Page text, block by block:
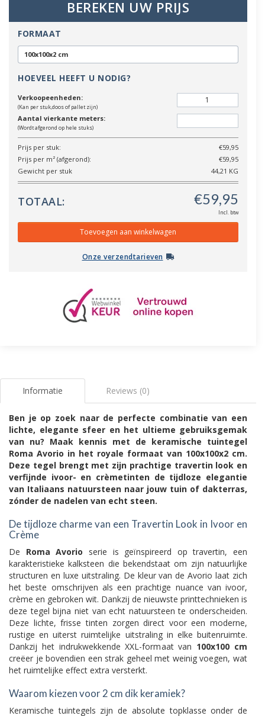
BEREKEN UW PRIJS
FORMAAT
100x100x2 cm
HOEVEEL HEEFT U NODIG?
Verkoopeenheden:
(Kan per stuk,doos of pallet zijn)
Aantal vierkante meters:
(Wordt afgerond op hele stuks)
Prijs per stuk:
€59,95
Prijs per m² (afgerond):
€59,95
Gewicht per stuk
44,21 KG
TOTAAL:
Incl. btw
Onze verzendtarieven
Informatie Reviews (0)
Ben je op zoek naar de perfecte combinatie van een
lichte, elegante sfeer en het ultieme gebruiksgemak
van nu? Maak kennis met de keramische tuintegel
Roma Avorio in het royale formaat van 100x100x2 cm.
Deze tegel brengt met zijn prachtige travertin look en
verfijnde ivoor- en crèmetinten de tijdloze elegantie
van Italiaans natuursteen naar jouw tuin of dakterras,
zónder de nadelen van echt steen.
De tijdloze charme van een Travertin Look in Ivoor en
Crème
De Roma Avorio serie is geïnspireerd op travertin, een
karakteristieke kalksteen die bekendstaat om zijn natuurlijke
structuren en luxe uitstraling. De kleur van de Avorio laat zich
het beste omschrijven als een prachtige nuance van ivoor,
crème en gebroken wit. Dankzij de nieuwste printtechnieken is
deze tegel bijna niet van echt natuursteen te onderscheiden.
Deze lichte, frisse tinten zorgen direct voor een moderne,
rustige en uiterst ruimtelijke uitstraling in elke buitenruimte.
Dankzij het indrukwekkende XXL-formaat van 100x100 cm
creëer je bovendien een strak geheel met weinig voegen, wat
het ruimtelijke effect extra versterkt.
Waarom kiezen voor 2 cm dik keramiek?
Keramische tuintegels zijn de absolute topklasse onder de